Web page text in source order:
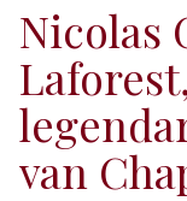
Nicolas
van